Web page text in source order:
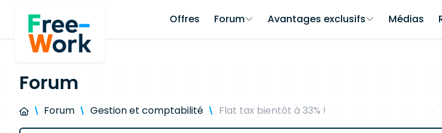
Offres Forum Avantages exclusifs Médias
Forum
Forum Gestion et comptabilité Flat tax bientôt à 33% !